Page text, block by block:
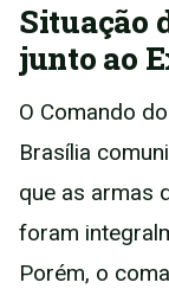
Situação
junto ao
O Comando
Brasília
que as armas
foram
Porém, o